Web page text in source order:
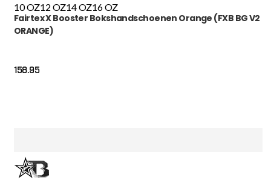
10 OZ12 OZ14 OZ16 OZ
Fairtex X Booster Bokshandschoenen Orange (FXB BG V2
ORANGE)
158.95